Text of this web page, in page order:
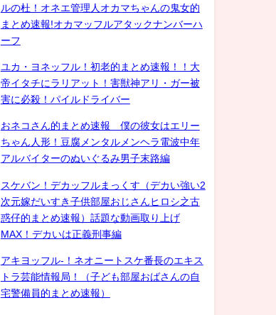
ルの杜！オネエ管理人オカマちゃんの鬼女的
まとめ速報!オカマッフルアタックナンバーハ
ーフ
ユカ・ヨネッフル！初老的まとめ速報！！大
帝イタチにラリアット！害獣神アリ・ガー被
害に必殺！パイルドライバー
おネコさん的まとめ速報 僕の彼女はエリー
ちゃん人形！豆腐メンタルメンヘラ電波中年
アルバイターのぬいぐるみ男子末路編
スケバン！デカッフルまっくす（デカい強い2
次元嫁だいすき子供部屋おじさんヒロシ之古
惑仔的まとめ速報）話題な動画取り上げ
MAX！デカいは正義刑事編
アキヨッフル-！ネオニートスケ番長のエキス
トラ芸能情報局！（子ども部屋おばさんの自
宅警備員的まとめ速報）